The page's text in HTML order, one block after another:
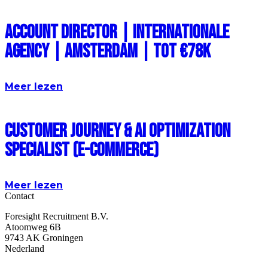
Account Director | Internationale
Agency | Amsterdam | Tot €78k
Meer lezen
Customer Journey & AI Optimization
Specialist (E-commerce)
Meer lezen
Contact
Foresight Recruitment B.V.
Atoomweg 6B
9743 AK Groningen
Nederland